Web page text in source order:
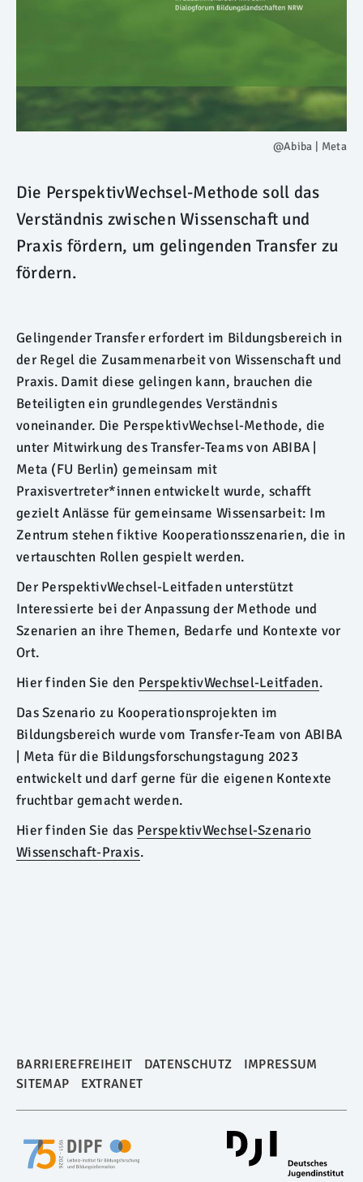
@Abiba | Meta
Die PerspektivWechsel-Methode soll das
Verständnis zwischen Wissenschaft und
Praxis fördern, um gelingenden Transfer zu
fördern.
Gelingender Transfer erfordert im Bildungsbereich in
der Regel die Zusammenarbeit von Wissenschaft und
Praxis. Damit diese gelingen kann, brauchen die
Beteiligten ein grundlegendes Verständnis
voneinander. Die PerspektivWechsel-Methode, die
unter Mitwirkung des Transfer-Teams von ABIBA |
Meta (FU Berlin) gemeinsam mit
Praxisvertreter*innen entwickelt wurde, schafft
gezielt Anlässe für gemeinsame Wissensarbeit: Im
Zentrum stehen fiktive Kooperationsszenarien, die in
vertauschten Rollen gespielt werden.
Der PerspektivWechsel-Leitfaden unterstützt
Interessierte bei der Anpassung der Methode und
Szenarien an ihre Themen, Bedarfe und Kontexte vor
Ort.
Hier finden Sie den PerspektivWechsel-Leitfaden.
Das Szenario zu Kooperationsprojekten im
Bildungsbereich wurde vom Transfer-Team von ABIBA
| Meta für die Bildungsforschungstagung 2023
entwickelt und darf gerne für die eigenen Kontexte
fruchtbar gemacht werden.
Hier finden Sie das PerspektivWechsel-Szenario
Wissenschaft-Praxis.
BARRIEREFREIHEIT DATENSCHUTZ
IMPRESSUM
SITEMAP
EXTRANET